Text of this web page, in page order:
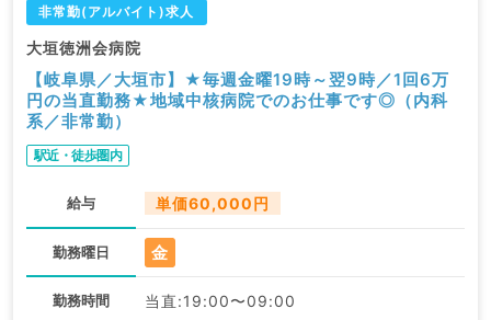
非常勤(アルバイト)求人
大垣徳洲会病院
【岐阜県／大垣市】★毎週金曜19時～翌9時／1回6万
円の当直勤務★地域中核病院でのお仕事です◎（内科
系／非常勤）
駅近・徒歩圏内
給与 単価60,000円
勤務曜日 金
勤務時間 当直:19:00〜09:00